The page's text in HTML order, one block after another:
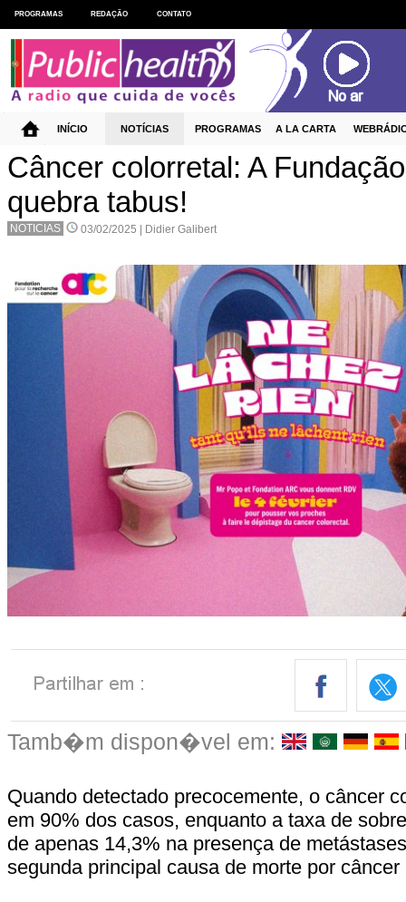
Câncer colorretal: A
quebra tabus!
NOTICIAS 03/02/2025 | Didier Galibert
Tamb�m dispon�vel em:
Quando detectado precocemente, o câncer
em 90% dos casos, enquanto a taxa de
de apenas 14,3% na presença de
segunda principal causa de morte por câncer
PROGRAMAS REDAÇÃO CONTATO
INÍCIO NOTÍCIAS PROGRAMAS A LA CARTA